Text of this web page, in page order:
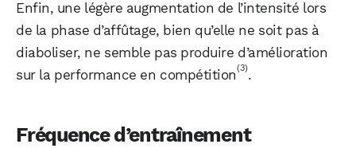
Enfin, une légère augmentation de l’intensité lors
de la phase d’affûtage, bien qu’elle ne soit pas à
diaboliser, ne semble pas produire d’amélioration
sur la performance en compétition(3).
Fréquence d’entraînement